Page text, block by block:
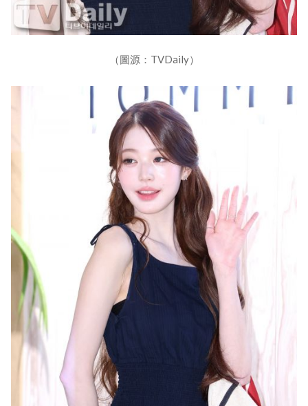
（圖源：TVDaily）